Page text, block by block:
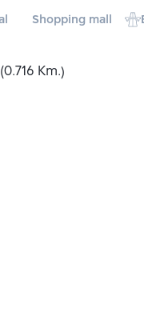
Shopping mall
Km.)